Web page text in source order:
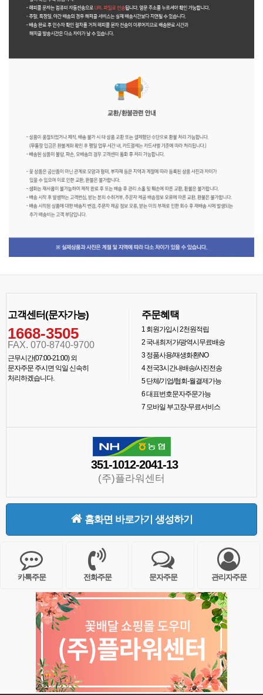
고객센터(문자가능)
1668-3505
FAX. 070-8740-9700
근무시간(07:00-21:00) 외
문자주문 주시면 익일 신속히
처리하겠습니다.
주문혜택
1회원가입시 2천원적립
2국내최저가/광역시무료배송
3정품사용/재생화환NO
4전국3시간내배송/사진전송
5단체/기업/협회-월결제가능
6대표번호문자주문가능
7모바일 부고장-무료서비스
351-1012-2041-13
(주)플라워센터
홈화면 바로가기 생성하기
카톡주문 전화주문 문자주문 관리자주문